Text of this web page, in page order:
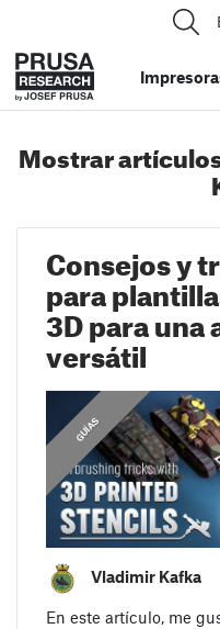
Mostrar
Consejos y
para
3D para una
versátil
GUÍAS
Vladimir Kafka
En este artículo, me